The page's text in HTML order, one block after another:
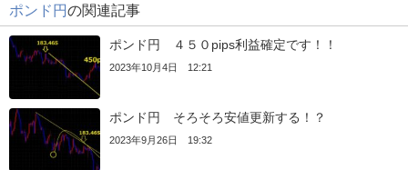
ポンド円の関連記事
ポンド円 ４５０pips利益確定です！！
2023年10月4日 12:21
ポンド円 そろそろ安値更新する！？
2023年9月26日 19:32